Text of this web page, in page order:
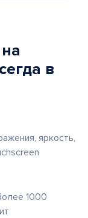
на
в
яркость,
1000